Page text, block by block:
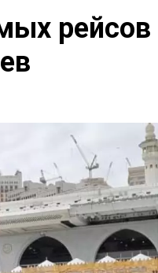
рейсов